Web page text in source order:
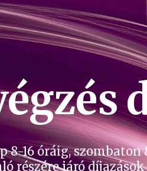
16 óráig,
részére járó